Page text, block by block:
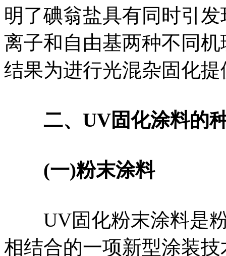
明了碘翁盐具有同时引
离子和自由基两种不同
结果为进行光混杂固化
二、UV固化涂料的
(一)粉末涂料
UV固化粉末涂料是粉
相结合的一项新型涂装